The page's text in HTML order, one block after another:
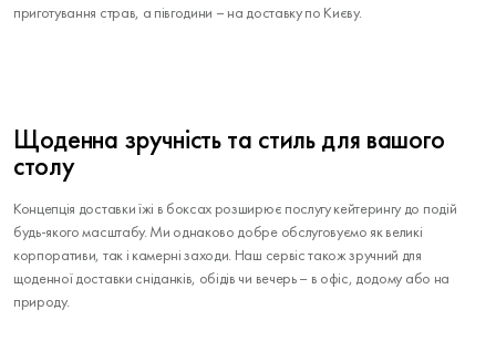
приготування страв, а півгодини – на доставку по Києву.
Щоденна зручність та стиль для вашого
столу
Концепція доставки їжі в боксах розширює послугу кейтерингу до подій
будь-якого масштабу. Ми однаково добре обслуговуємо як великі
корпоративи, так і камерні заходи. Наш сервіс також зручний для
щоденної доставки сніданків, обідів чи вечерь – в офіс, додому або на
природу.